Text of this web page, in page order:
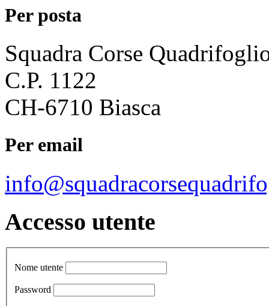
Per posta
Squadra Corse
C.P. 1122
CH-6710 Biasca
Per email
Accesso utente
Nome utente
Password